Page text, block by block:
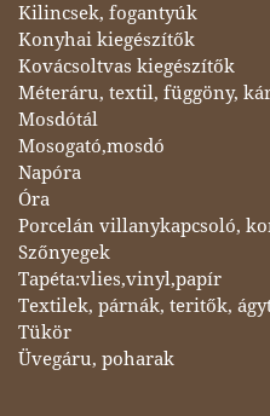
Kilincsek, fogantyúk
Konyhai kiegészítők
Kovácsoltvas kiegészítők
Méteráru, textil, függöny,
Mosdótál
Mosogató,mosdó
Napóra
Óra
Porcelán villanykapcsoló,
Szőnyegek
Tapéta:vlies,vinyl,papír
Textilek, párnák, teritők,
Tükör
Üvegáru, poharak